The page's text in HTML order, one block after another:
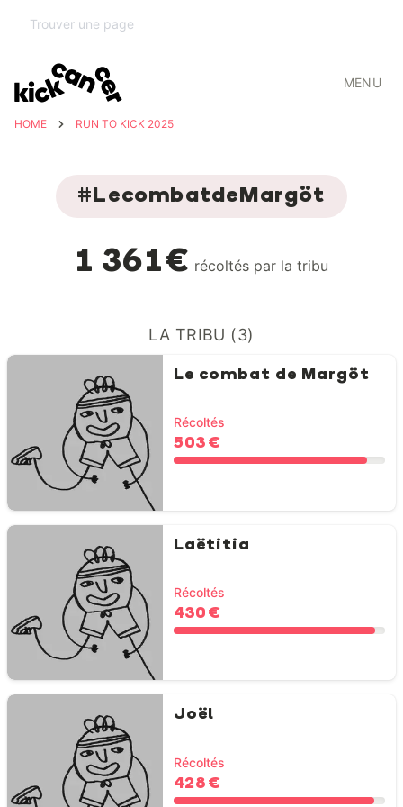
MENU
HOME RUN TO KICK 2025
#LecombatdeMargöt
1 361€ récoltés par la tribu
LA TRIBU (3)
Le combat de Margöt
Récoltés
503 €
Laëtitia
Récoltés
430 €
Joël
Récoltés
428 €